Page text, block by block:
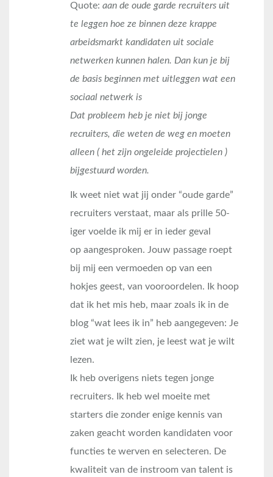
Quote: aan de oude garde recruiters uit
te leggen hoe ze binnen deze krappe
arbeidsmarkt kandidaten uit sociale
netwerken kunnen halen. Dan kun je bij
de basis beginnen met uitleggen wat een
sociaal netwerk is
Dat probleem heb je niet bij jonge
recruiters, die weten de weg en moeten
alleen ( het zijn ongeleide projectielen )
bijgestuurd worden.
Ik weet niet wat jij onder “oude garde”
recruiters verstaat, maar als prille 50-
iger voelde ik mij er in ieder geval
op aangesproken. Jouw passage roept
bij mij een vermoeden op van een
hokjes geest, van vooroordelen. Ik hoop
dat ik het mis heb, maar zoals ik in de
blog “wat lees ik in” heb aangegeven: Je
ziet wat je wilt zien, je leest wat je wilt
lezen.
Ik heb overigens niets tegen jonge
recruiters. Ik heb wel moeite met
starters die zonder enige kennis van
zaken geacht worden kandidaten voor
functies te werven en selecteren. De
kwaliteit van de instroom van talent is